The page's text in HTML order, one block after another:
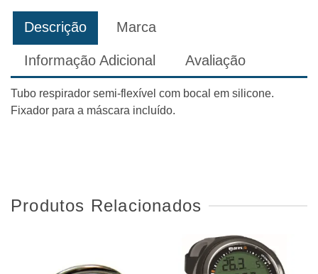
Descrição Marca
Informação Adicional Avaliação
Tubo respirador semi-flexível com bocal em silicone.
Fixador para a máscara incluído.
Produtos Relacionados